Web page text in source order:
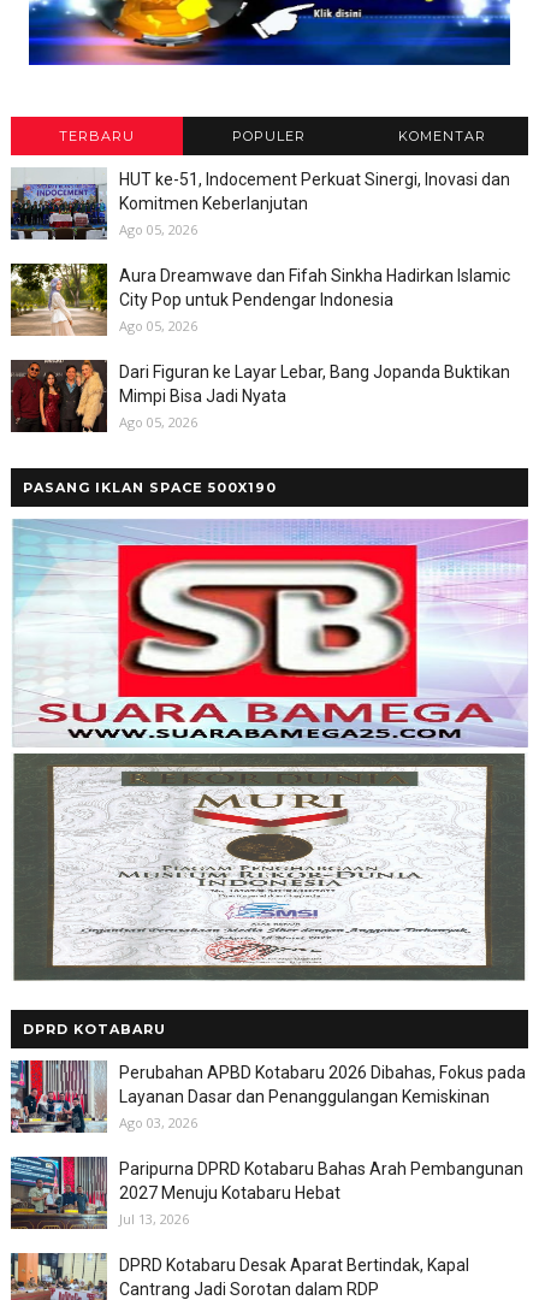
TERBARU POPULER KOMENTAR
HUT ke-51, Indocement Perkuat Sinergi, Inovasi dan
Komitmen Keberlanjutan
Ago 05, 2026
Aura Dreamwave dan Fifah Sinkha Hadirkan Islamic
City Pop untuk Pendengar Indonesia
Ago 05, 2026
Dari Figuran ke Layar Lebar, Bang Jopanda Buktikan
Mimpi Bisa Jadi Nyata
Ago 05, 2026
PASANG IKLAN SPACE 500X190
DPRD KOTABARU
Perubahan APBD Kotabaru 2026 Dibahas, Fokus pada
Layanan Dasar dan Penanggulangan Kemiskinan
Ago 03, 2026
Paripurna DPRD Kotabaru Bahas Arah Pembangunan
2027 Menuju Kotabaru Hebat
Jul 13, 2026
DPRD Kotabaru Desak Aparat Bertindak, Kapal
Cantrang Jadi Sorotan dalam RDP